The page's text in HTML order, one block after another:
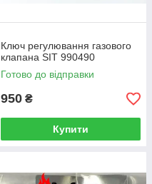
Ключ регулювання газового
клапана SIT 990490
Готово до відправки
950 ₴
Купити